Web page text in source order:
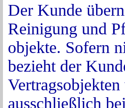
Der Kunde
Reinigung und
objekte. Sofern
bezieht der
ausschließlich